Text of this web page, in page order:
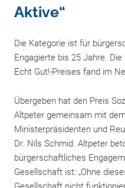
Aktive“
Die Kategorie ist für
Engagierte bis 25 Jahre.
Echt Gut!-Preises fand im
Übergeben hat den Preis
Altpeter gemeinsam mit
Ministerpräsidenten und
Dr. Nils Schmid. Altpeter
bürgerschaftliches
Gesellschaft ist: „Ohne